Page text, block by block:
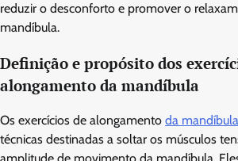
reduzir o desconforto e promover o
mandíbula.
Definição e propósito dos
alongamento da mandíbula
Os exercícios de alongamento da mandíbula
técnicas destinadas a soltar os músculos